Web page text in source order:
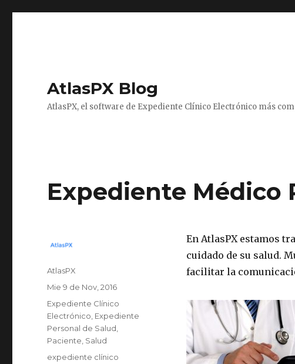
AtlasPX Blog
AtlasPX, el software de Expediente Clínico Electrónico más
Expediente Médico
En AtlasPX estamos
cuidado de su salud.
facilitar la
Autor
AtlasPX
Publicado
el
Mie 9 de Nov, 2016
Categorías
Expediente Clínico
Electrónico Expediente
Personal de Salud
Paciente Salud
Etiquetas
expediente clínico